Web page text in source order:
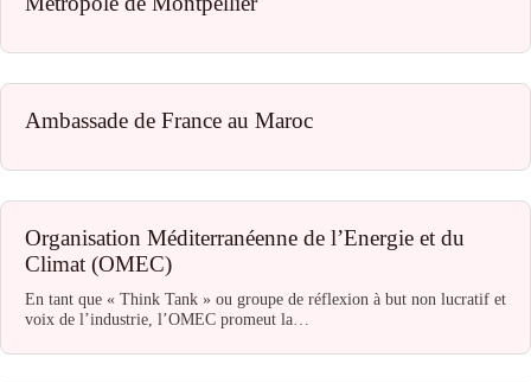
Ambassade de France au Maroc
Organisation Méditerranéenne de l’Energie et du
Climat (OMEC)
En tant que « Think Tank » ou groupe de réflexion à but non lucratif et
voix de l’industrie, l’OMEC promeut la…